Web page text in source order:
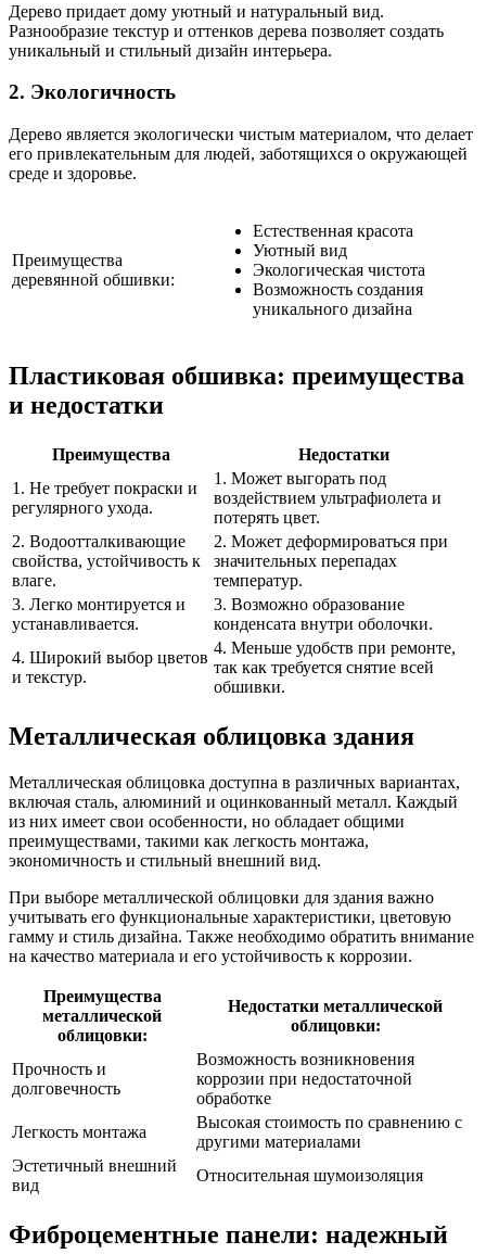
Дерево придает дому уютный и натуральный вид.
Разнообразие текстур и оттенков дерева позволяет создать
уникальный и стильный дизайн интерьера.
2. Экологичность
Дерево является экологически чистым материалом, что делает
его привлекательным для людей, заботящихся о окружающей
среде и здоровье.
Преимущества
деревянной обшивки:
Естественная красота
Уютный вид
Экологическая чистота
Возможность создания
уникального дизайна
Пластиковая обшивка: преимущества
и недостатки
Преимущества
Недостатки
1. Не требует покраски и
регулярного ухода.
1. Может выгорать под
воздействием ультрафиолета и
потерять цвет.
2. Водоотталкивающие
свойства, устойчивость к
влаге.
2. Может деформироваться при
значительных перепадах
температур.
3. Легко монтируется и
устанавливается.
3. Возможно образование
конденсата внутри оболочки.
4. Широкий выбор цветов
и текстур.
4. Меньше удобств при ремонте,
так как требуется снятие всей
обшивки.
Металлическая облицовка здания
Металлическая облицовка доступна в различных вариантах,
включая сталь, алюминий и оцинкованный металл. Каждый
из них имеет свои особенности, но обладает общими
преимуществами, такими как легкость монтажа,
экономичность и стильный внешний вид.
При выборе металлической облицовки для здания важно
учитывать его функциональные характеристики, цветовую
гамму и стиль дизайна. Также необходимо обратить внимание
на качество материала и его устойчивость к коррозии.
Преимущества
металлической
облицовки:
Недостатки металлической
облицовки:
Прочность и
долговечность
Возможность возникновения
коррозии при недостаточной
обработке
Легкость монтажа
Высокая стоимость по сравнению с
другими материалами
Эстетичный внешний
вид
Относительная шумоизоляция
Фиброцементные панели: надежный